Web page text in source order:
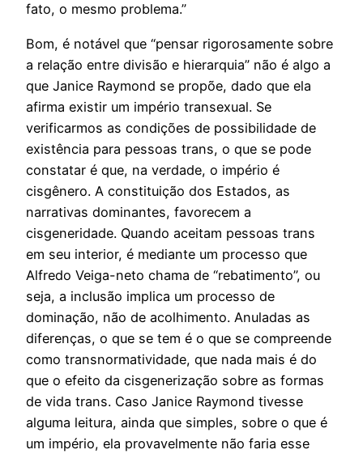
fato, o mesmo problema.”
Bom, é notável que “pensar rigorosamente sobre
a relação entre divisão e hierarquia” não é algo a
que Janice Raymond se propõe, dado que ela
afirma existir um império transexual. Se
verificarmos as condições de possibilidade de
existência para pessoas trans, o que se pode
constatar é que, na verdade, o império é
cisgênero. A constituição dos Estados, as
narrativas dominantes, favorecem a
cisgeneridade. Quando aceitam pessoas trans
em seu interior, é mediante um processo que
Alfredo Veiga-neto chama de “rebatimento”, ou
seja, a inclusão implica um processo de
dominação, não de acolhimento. Anuladas as
diferenças, o que se tem é o que se compreende
como transnormatividade, que nada mais é do
que o efeito da cisgenerização sobre as formas
de vida trans. Caso Janice Raymond tivesse
alguma leitura, ainda que simples, sobre o que é
um império, ela provavelmente não faria esse